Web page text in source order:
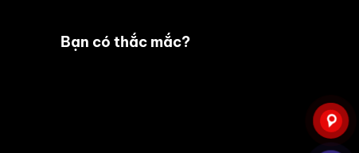
Bạn có thắc mắc?